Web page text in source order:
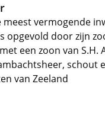
meest vermogende
opgevold door zijn
een zoon van S.H.
schout
van Zeeland